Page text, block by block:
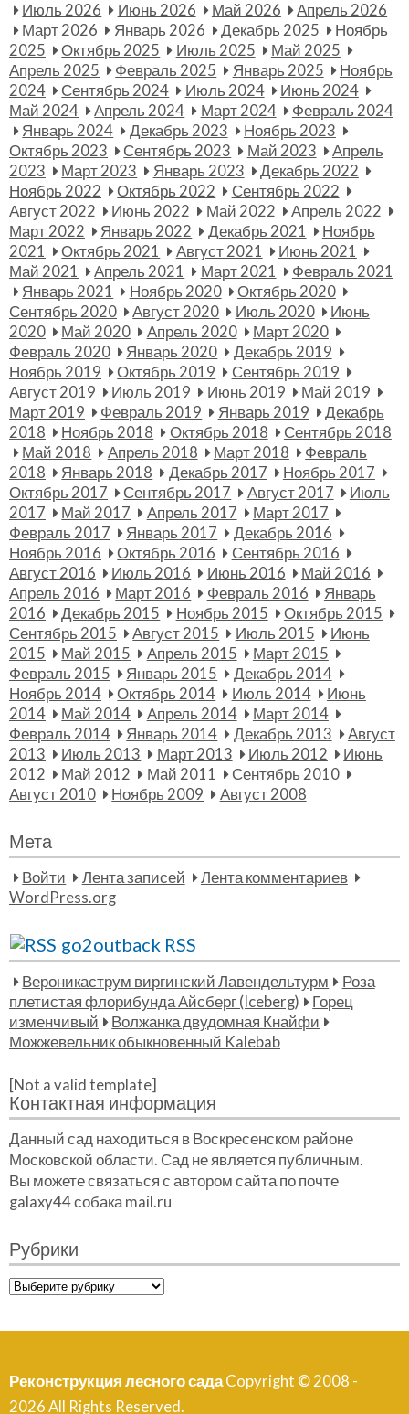
Июль 2026 Июнь 2026 Май 2026
Апрель 2026
Март 2026
Январь 2026 Декабрь 2025
Ноябрь
2025
Октябрь 2025 Июль 2025
Май 2025
Апрель 2025
Февраль 2025 Январь 2025
Ноябрь
2024
Сентябрь 2024 Июль 2024
Июнь 2024
Май 2024
Апрель 2024 Март 2024
Февраль 2024
Январь 2024
Декабрь 2023
Ноябрь 2023
Октябрь 2023
Сентябрь 2023 Май 2023
Апрель
2023
Март 2023 Январь 2023
Декабрь 2022
Ноябрь 2022
Октябрь 2022
Сентябрь 2022
Август 2022
Июнь 2022 Май 2022
Апрель 2022
Март 2022
Январь 2022 Декабрь 2021
Ноябрь
2021
Октябрь 2021 Август 2021
Июнь 2021
Май 2021
Апрель 2021 Март 2021
Февраль 2021
Январь 2021
Ноябрь 2020
Октябрь 2020
Сентябрь 2020
Август 2020 Июль 2020
Июнь
2020
Май 2020 Апрель 2020
Март 2020
Февраль 2020
Январь 2020
Декабрь 2019
Ноябрь 2019
Октябрь 2019
Сентябрь 2019
Август 2019
Июль 2019 Июнь 2019
Май 2019
Март 2019
Февраль 2019 Январь 2019
Декабрь
2018
Ноябрь 2018 Октябрь 2018
Сентябрь 2018
Май 2018
Апрель 2018 Март 2018
Февраль
2018
Январь 2018 Декабрь 2017
Ноябрь 2017
Октябрь 2017
Сентябрь 2017 Август 2017
Июль
2017
Май 2017 Апрель 2017
Март 2017
Февраль 2017
Январь 2017
Декабрь 2016
Ноябрь 2016
Октябрь 2016
Сентябрь 2016
Август 2016
Июль 2016 Июнь 2016
Май 2016
Апрель 2016
Март 2016 Февраль 2016
Январь
2016
Декабрь 2015 Ноябрь 2015
Октябрь 2015
Сентябрь 2015
Август 2015 Июль 2015
Июнь
2015
Май 2015 Апрель 2015
Март 2015
Февраль 2015
Январь 2015
Декабрь 2014
Ноябрь 2014
Октябрь 2014 Июль 2014
Июнь
2014
Май 2014 Апрель 2014
Март 2014
Февраль 2014
Январь 2014 Декабрь 2013
Август
2013
Июль 2013 Март 2013 Июль 2012
Июнь
2012
Май 2012 Май 2011
Сентябрь 2010
Август 2010
Ноябрь 2009 Август 2008
Мета
Войти Лента записей
Лента комментариев
WordPress.org
go2outback RSS
Вероникаструм виргинский Лавендельтурм
Роза
плетистая флорибунда Айсберг (Iceberg)
Горец
изменчивый
Волжанка двудомная Кнайфи
Можжевельник обыкновенный Kalebab
[Not a valid template]
Контактная информация
Данный сад находиться в Воскресенском районе
Московской области. Сад не является публичным.
Вы можете связаться с автором сайта по почте
galaxy44 собака mail.ru
Рубрики
Рубрики
Реконструкция лесного садаCopyright © 2008 -
2026 All Rights Reserved.